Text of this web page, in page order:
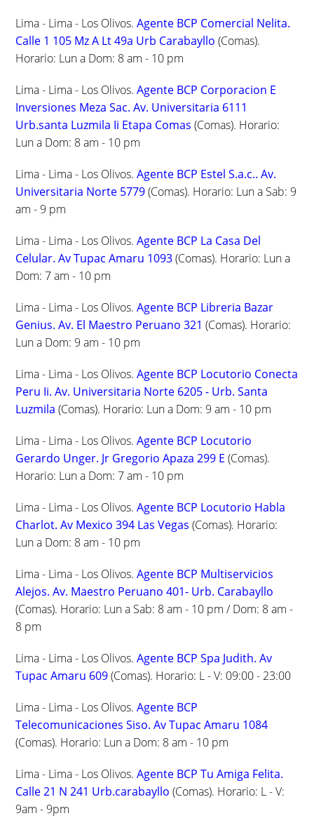
Lima - Lima - Los Olivos.Agente BCP Comercial Nelita.
Calle 1 105 Mz A Lt 49a Urb Carabayllo (Comas).
Horario: Lun a Dom: 8 am - 10 pm
Lima - Lima - Los Olivos.Agente BCP Corporacion E
Inversiones Meza Sac. Av. Universitaria 6111
Urb.santa Luzmila Ii Etapa Comas (Comas). Horario:
Lun a Dom: 8 am - 10 pm
Lima - Lima - Los Olivos.Agente BCP Estel S.a.c.. Av.
Universitaria Norte 5779(Comas). Horario: Lun a Sab: 9
am - 9 pm
Lima - Lima - Los Olivos.Agente BCP La Casa Del
Celular. Av Tupac Amaru 1093(Comas). Horario: Lun a
Dom: 7 am - 10 pm
Lima - Lima - Los Olivos.Agente BCP Libreria Bazar
Genius. Av. El Maestro Peruano 321 (Comas). Horario:
Lun a Dom: 9 am - 10 pm
Lima - Lima - Los Olivos.Agente BCP Locutorio Conecta
Peru Ii. Av. Universitaria Norte 6205 - Urb. Santa
Luzmila (Comas). Horario: Lun a Dom: 9 am - 10 pm
Lima - Lima - Los Olivos.Agente BCP Locutorio
Gerardo Unger. Jr Gregorio Apaza 299 E (Comas).
Horario: Lun a Dom: 7 am - 10 pm
Lima - Lima - Los Olivos.Agente BCP Locutorio Habla
Charlot. Av Mexico 394 Las Vegas (Comas). Horario:
Lun a Dom: 8 am - 10 pm
Lima - Lima - Los Olivos.Agente BCP Multiservicios
Alejos. Av. Maestro Peruano 401- Urb. Carabayllo
(Comas). Horario: Lun a Sab: 8 am - 10 pm / Dom: 8 am -
8 pm
Lima - Lima - Los Olivos.Agente BCP Spa Judith. Av
Tupac Amaru 609(Comas). Horario: L - V: 09:00 - 23:00
Lima - Lima - Los Olivos.Agente BCP
Telecomunicaciones Siso. Av Tupac Amaru 1084
(Comas). Horario: Lun a Dom: 8 am - 10 pm
Lima - Lima - Los Olivos.Agente BCP Tu Amiga Felita.
Calle 21 N 241 Urb.carabayllo (Comas). Horario: L - V:
9am - 9pm